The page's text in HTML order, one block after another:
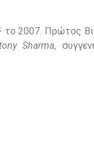
το 2007. Πρώτος
Sharma,